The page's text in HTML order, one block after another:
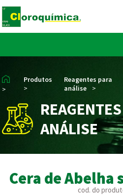
>
Produtos
>
Reagentes para
análise
>
ANÁLISE
Cera de Abelha
cod. do